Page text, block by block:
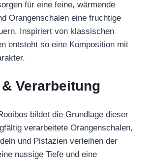
für eine feine, wärmende
Orangenschalen eine fruchtige
Inspiriert von klassischen
entsteht so eine Komposition mit
Verarbeitung
bildet die Grundlage dieser
verarbeitete Orangenschalen,
und Pistazien verleihen der
nussige Tiefe und eine